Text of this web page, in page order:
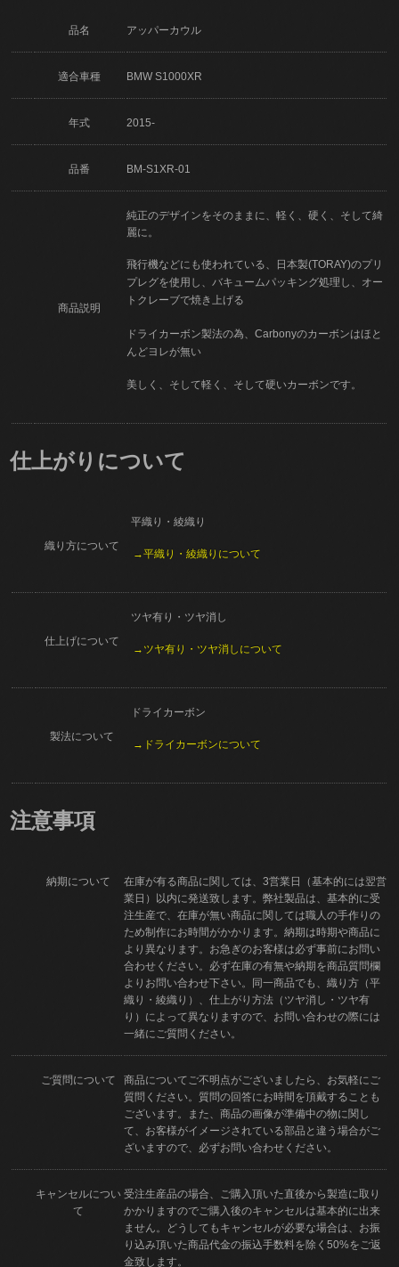
品名 アッパーカウル
適合車種 BMW S1000XR
年式 2015-
品番 BM-S1XR-01
商品説明
純正のデザインをそのままに、軽く、硬く、そして綺
麗に。
飛行機などにも使われている、日本製(TORAY)のプリ
プレグを使用し、バキュームパッキング処理し、オー
トクレーブで焼き上げる
ドライカーボン製法の為、Carbonyのカーボンはほと
んどヨレが無い
美しく、そして軽く、そして硬いカーボンです。
仕上がりについて
織り方について
平織り・綾織り
→平織り・綾織りについて
仕上げについて
ツヤ有り・ツヤ消し
→ツヤ有り・ツヤ消しについて
製法について
ドライカーボン
→ドライカーボンについて
注意事項
納期について
在庫が有る商品に関しては、3営業日（基本的には翌営
業日）以内に発送致します。弊社製品は、基本的に受
注生産で、在庫が無い商品に関しては職人の手作りの
ため制作にお時間がかかります。納期は時期や商品に
より異なります。お急ぎのお客様は必ず事前にお問い
合わせください。必ず在庫の有無や納期を商品質問欄
よりお問い合わせ下さい。同一商品でも、織り方（平
織り・綾織り）、仕上がり方法（ツヤ消し・ツヤ有
り）によって異なりますので、お問い合わせの際には
一緒にご質問ください。
ご質問について
商品についてご不明点がございましたら、お気軽にご
質問ください。質問の回答にお時間を頂戴することも
ございます。また、商品の画像が準備中の物に関し
て、お客様がイメージされている部品と違う場合がご
ざいますので、必ずお問い合わせください。
キャンセルについ
て
受注生産品の場合、ご購入頂いた直後から製造に取り
かかりますのでご購入後のキャンセルは基本的に出来
ません。どうしてもキャンセルが必要な場合は、お振
り込み頂いた商品代金の振込手数料を除く50%をご返
金致します。